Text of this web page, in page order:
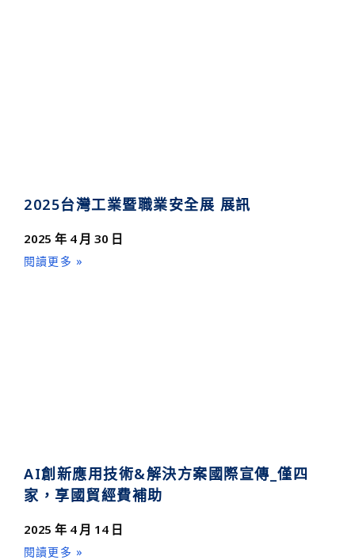
2025台灣工業暨職業安全展 展訊
2025 年 4 月 30 日
閱讀更多 »
AI創新應用技術&解決方案國際宣傳_僅四
家，享國貿經費補助
2025 年 4 月 14 日
閱讀更多 »